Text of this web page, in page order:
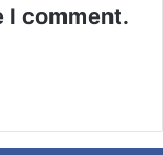
I comment.